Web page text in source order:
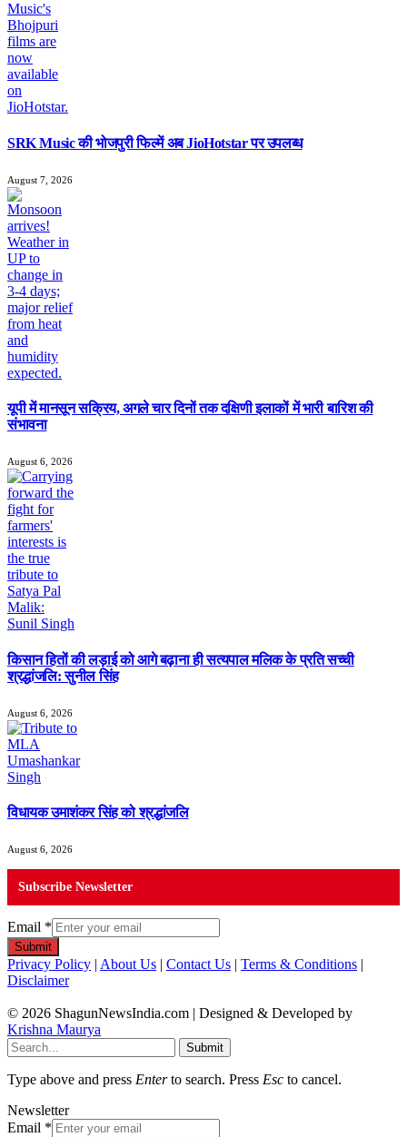
SRK Music की भोजपुरी फिल्में अब JioHotstar पर उपलब्ध
August 7, 2026
यूपी में मानसून सक्रिय, अगले चार दिनों तक दक्षिणी इलाकों में भारी बारिश की
संभावना
August 6, 2026
किसान हितों की लड़ाई को आगे बढ़ाना ही सत्यपाल मलिक के प्रति सच्ची
श्रद्धांजलि: सुनील सिंह
August 6, 2026
विधायक उमाशंकर सिंह को श्रद्धांजलि
August 6, 2026
Subscribe Newsletter
Email *
Submit
Privacy Policy | About Us | Contact Us | Terms & Conditions |
Disclaimer
© 2026 ShagunNewsIndia.com | Designed & Developed by
Krishna Maurya
Submit
Type above and press Enterto search. Press Esc to cancel.
Newsletter
Email *